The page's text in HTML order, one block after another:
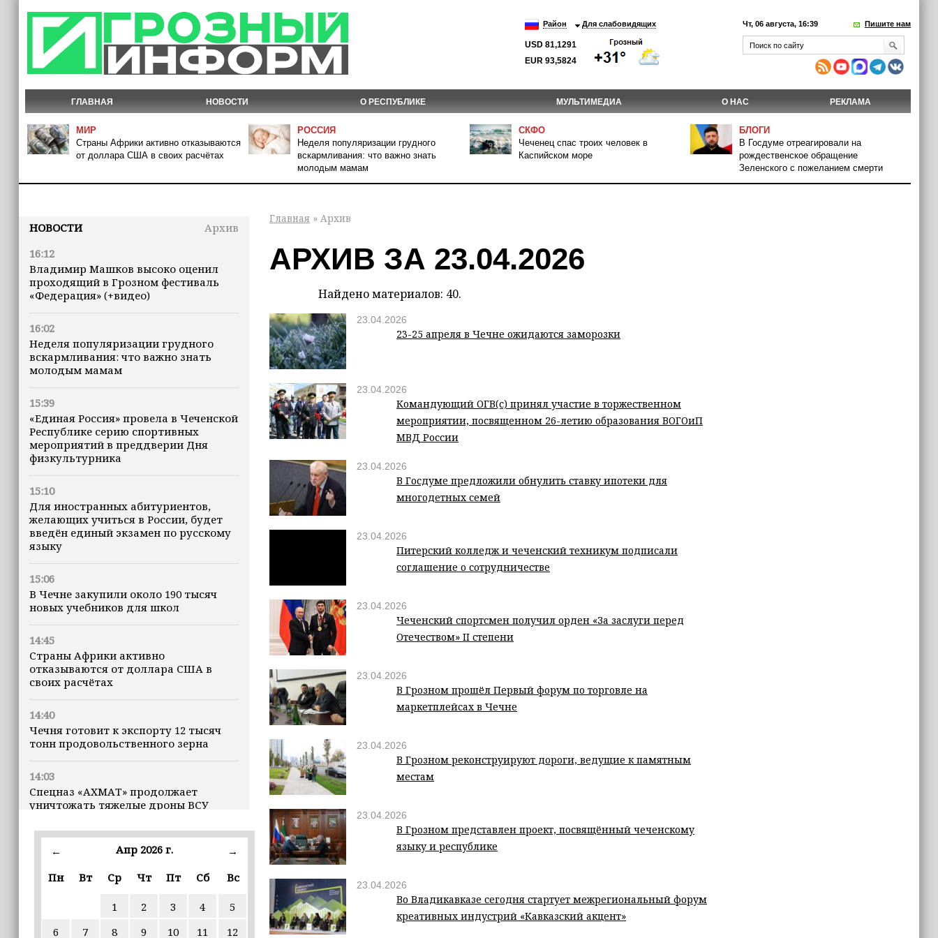
Район Для слабовидящих
USD 81,1291
EUR 93,5824
Чт, 06 августа, 16:39 Пишите нам
ГЛАВНАЯ НОВОСТИ О РЕСПУБЛИКЕ МУЛЬТИМЕДИА О НАС РЕКЛАМА
МИР
Страны Африки активно отказываются
от доллара США в своих расчётах
РОССИЯ
Неделя популяризации грудного
вскармливания: что важно знать
молодым мамам
СКФО
Чеченец спас троих человек в
Каспийском море
БЛОГИ
В Госдуме отреагировали на
рождественское обращение
Зеленского с пожеланием смерти
НОВОСТИ
Архив
16:12
Владимир Машков высоко оценил
проходящий в Грозном фестиваль
«Федерация» (+видео)
16:02
Неделя популяризации грудного
вскармливания: что важно знать
молодым мамам
15:39
«Единая Россия» провела в Чеченской
Республике серию спортивных
мероприятий в преддверии Дня
физкультурника
15:10
Для иностранных абитуриентов,
желающих учиться в России, будет
введён единый экзамен по русскому
языку
15:06
В Чечне закупили около 190 тысяч
новых учебников для школ
14:45
Страны Африки активно
отказываются от доллара США в
своих расчётах
14:40
Чечня готовит к экспорту 12 тысяч
тонн продовольственного зерна
14:03
Спецназ «АХМАТ» продолжает
уничтожать тяжелые дроны ВСУ
12:40
мигрантов из Центральной Азии
Российские военные создали
← Апр 2026 г.
→
Пн
Вт Ср Чт Пт Сб Вс
1 2 3 4
5
6
7 8 9 10 11 12
Главная » Архив
АРХИВ ЗА 23.04.2026
Найдено материалов: 40.
23.04.2026
23-25 апреля в Чечне ожидаются заморозки
23.04.2026
Командующий ОГВ(с) принял участие в торжественном
мероприятии, посвященном 26-летию образования ВОГОиП
МВД России
23.04.2026
В Госдуме предложили обнулить ставку ипотеки для
многодетных семей
23.04.2026
Питерский колледж и чеченский техникум подписали
соглашение о сотрудничестве
23.04.2026
Чеченский спортсмен получил орден «За заслуги перед
Отечеством» II степени
23.04.2026
В Грозном прошёл Первый форум по торговле на
маркетплейсах в Чечне
23.04.2026
В Грозном реконструируют дороги, ведущие к памятным
местам
23.04.2026
В Грозном представлен проект, посвящённый чеченскому
языку и республике
23.04.2026
Во Владикавказе сегодня стартует межрегиональный форум
креативных индустрий «Кавказский акцент»